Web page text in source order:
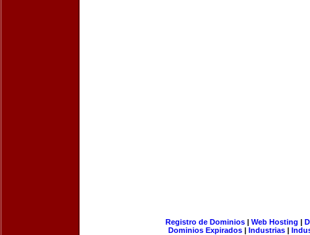
Registro de Dominios| Web Hosting |
Dominios Expirados | Industrias |